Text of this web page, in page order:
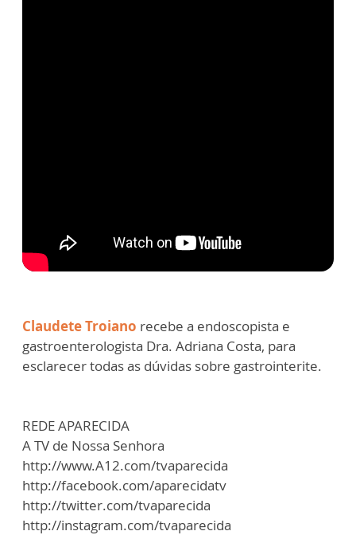
Claudete Troiano recebe a endoscopista e
gastroenterologista Dra. Adriana Costa, para
esclarecer todas as dúvidas sobre gastrointerite.
REDE APARECIDA
A TV de Nossa Senhora
http://www.A12.com/tvaparecida
http://facebook.com/aparecidatv
http://twitter.com/tvaparecida
http://instagram.com/tvaparecida